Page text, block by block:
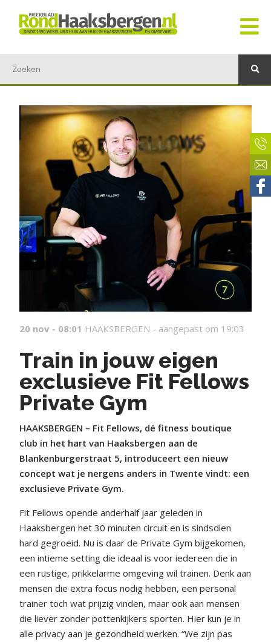
20 nov - 08:01 HAAKSBERGEN - aangepast om 19:03
Train in jouw eigen
exclusieve Fit Fellows
Private Gym
HAAKSBERGEN – Fit Fellows, dé fitness boutique
club in het hart van Haaksbergen aan de
Blankenburgerstraat 5, introduceert een nieuw
concept wat je nergens anders in Twente vindt: een
exclusieve Private Gym.
Fit Fellows opende anderhalf jaar geleden in
Haaksbergen het 30 minuten circuit en is sindsdien
hard gegroeid. Nu is daar de Private Gym bijgekomen,
een intieme setting die ideaal is voor iedereen die in
een rustige, prikkelarme omgeving wil trainen. Denk aan
mensen die extra focus nodig hebben, een personal
trainer toch wat prijzig vinden, maar ook aan mensen
die liever zonder pottenkijkers sporten. Hier kun je in
alle privacy aan je gezondheid werken. “We zijn pas